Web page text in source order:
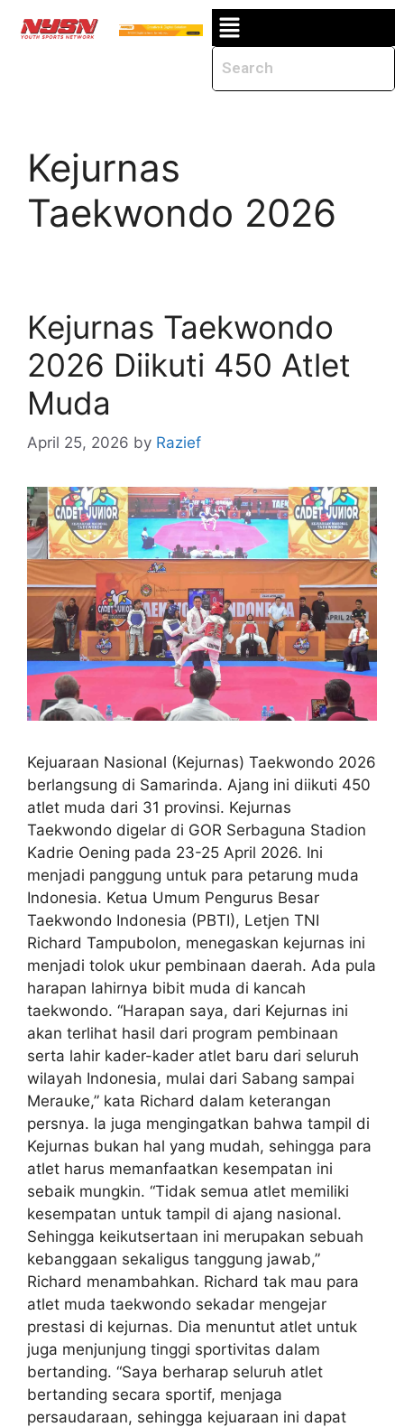
Kejurnas
Taekwondo 2026
Kejurnas Taekwondo
2026 Diikuti 450 Atlet
Muda
April 25, 2026 by Razief
Kejuaraan Nasional (Kejurnas) Taekwondo 2026
berlangsung di Samarinda. Ajang ini diikuti 450
atlet muda dari 31 provinsi. Kejurnas
Taekwondo digelar di GOR Serbaguna Stadion
Kadrie Oening pada 23-25 April 2026. Ini
menjadi panggung untuk para petarung muda
Indonesia. Ketua Umum Pengurus Besar
Taekwondo Indonesia (PBTI), Letjen TNI
Richard Tampubolon, menegaskan kejurnas ini
menjadi tolok ukur pembinaan daerah. Ada pula
harapan lahirnya bibit muda di kancah
taekwondo. “Harapan saya, dari Kejurnas ini
akan terlihat hasil dari program pembinaan
serta lahir kader-kader atlet baru dari seluruh
wilayah Indonesia, mulai dari Sabang sampai
Merauke,” kata Richard dalam keterangan
persnya. Ia juga mengingatkan bahwa tampil di
Kejurnas bukan hal yang mudah, sehingga para
atlet harus memanfaatkan kesempatan ini
sebaik mungkin. “Tidak semua atlet memiliki
kesempatan untuk tampil di ajang nasional.
Sehingga keikutsertaan ini merupakan sebuah
kebanggaan sekaligus tanggung jawab,”
Richard menambahkan. Richard tak mau para
atlet muda taekwondo sekadar mengejar
prestasi di kejurnas. Dia menuntut atlet untuk
juga menjunjung tinggi sportivitas dalam
bertanding. “Saya berharap seluruh atlet
bertanding secara sportif, menjaga
persaudaraan, sehingga kejuaraan ini dapat